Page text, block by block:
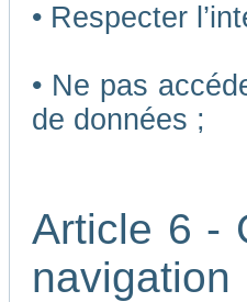
• Respecter
• Ne pas
de données ;
Article 6 -
navigation